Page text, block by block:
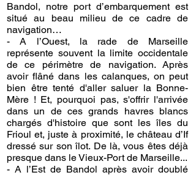
Bandol, notre port d’embarquement est
situé au beau milieu de ce cadre de
navigation…
- A l’Ouest, la rade de Marseille
représente souvent la limite occidentale
de ce périmètre de navigation. Après
avoir flâné dans les calanques, on peut
bien être tenté d'aller saluer la Bonne-
Mère ! Et, pourquoi pas, s'offrir l'arrivée
dans un de ces grands havres blancs
chargés d'histoire que sont les îles du
Frioul et, juste à proximité, le château d’If
dressé sur son îlot. De là, vous êtes déjà
presque dans le Vieux-Port de Marseille...
- A l’Est de Bandol après avoir doublé